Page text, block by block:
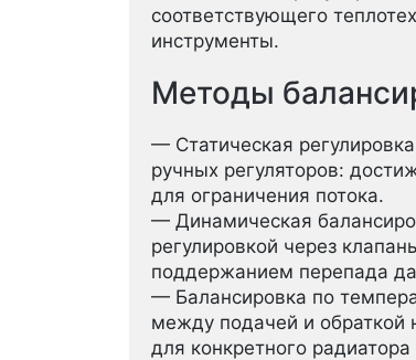
соответствующего
инструменты.
Методы
— Статическая
ручных регуляторов:
для ограничения потока.
— Динамическая
регулировкой через
поддержанием перепада
— Балансировка по
между подачей и обраткой
для конкретного радиатора